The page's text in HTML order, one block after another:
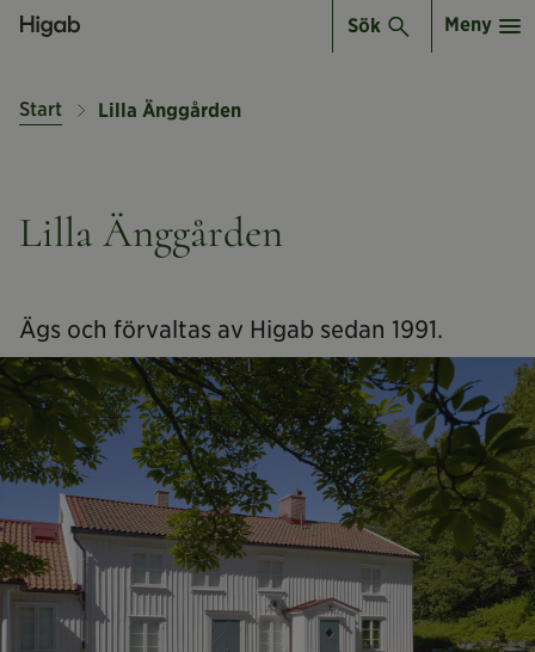
Sök Meny
Start Lilla Änggården
Lilla Änggården
Ägs och förvaltas av Higab sedan 1991.